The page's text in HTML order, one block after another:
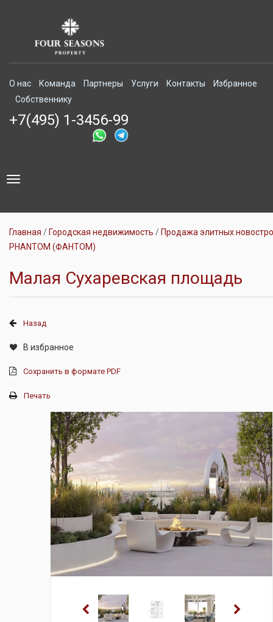
О нас Команда Партнеры Услуги Контакты
Избранное
Собственнику
+7(495) 1-3456-99
Toggle
Главная Городская недвижимость
Продажа элитных
PHANTOM (ФАНТОМ)
Малая Сухаревская площадь
Назад
В избранное
Сохранить в формате PDF
Печать